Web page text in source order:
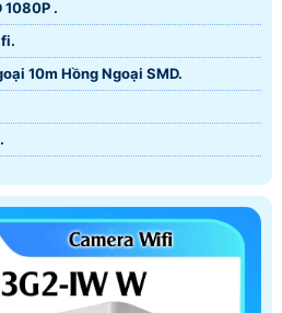
1080P .
10m Hồng Ngoại SMD.